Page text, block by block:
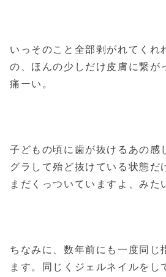
いっそのこと全部剥がれてくれ
の、ほんの少しだけ皮膚に繋が
痛ーい。
子どもの頃に歯が抜けるあの感
グラして殆ど抜けている状態だ
まだくっついていますよ、みた
ちなみに、数年前にも一度同じ
ます。同じくジェルネイルをし